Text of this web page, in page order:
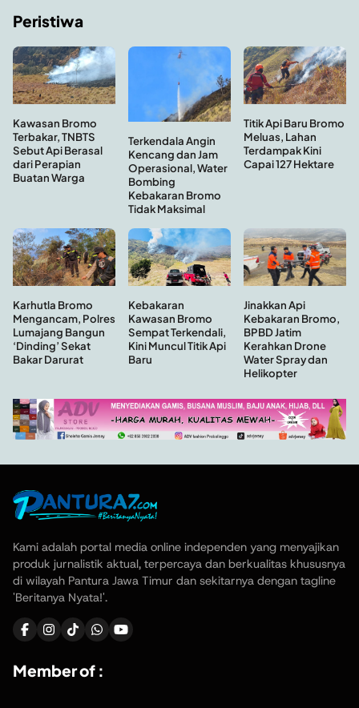
Peristiwa
Kawasan Bromo
Terbakar, TNBTS
Sebut Api Berasal
dari Perapian
Buatan Warga
Terkendala Angin
Kencang dan Jam
Operasional, Water
Bombing
Kebakaran Bromo
Tidak Maksimal
Titik Api Baru Bromo
Meluas, Lahan
Terdampak Kini
Capai 127 Hektare
Karhutla Bromo
Mengancam, Polres
Lumajang Bangun
‘Dinding’ Sekat
Bakar Darurat
Kebakaran
Kawasan Bromo
Sempat Terkendali,
Kini Muncul Titik Api
Baru
Jinakkan Api
Kebakaran Bromo,
BPBD Jatim
Kerahkan Drone
Water Spray dan
Helikopter
Kami adalah portal media online independen yang menyajikan
produk jurnalistik aktual, terpercaya dan berkualitas khususnya
di wilayah Pantura Jawa Timur dan sekitarnya dengan tagline
'Beritanya Nyata!'.
Member of :